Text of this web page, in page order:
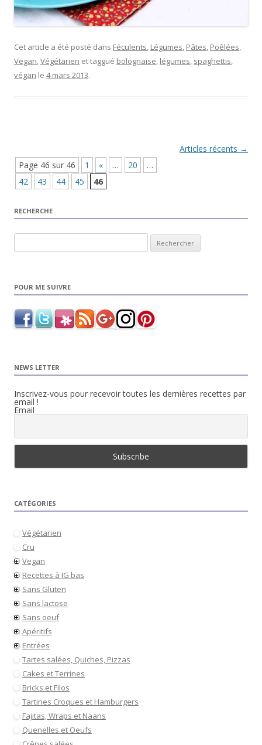
Cet article a été posté dans Féculents Légumes Pâtes Poêlées
Vegan Végétarien et taggué bolognaise légumes spaghettis
végan le 4 mars 2013.
Articles récents →
Page 46 sur 46
1 « … 20
…
42
43 44 45 46
RECHERCHE
POUR ME SUIVRE
NEWS LETTER
Inscrivez-vous pour recevoir toutes les dernières recettes par
email !
Email
CATÉGORIES
Végétarien
Cru
Vegan
Recettes à IG bas
Sans Gluten
Sans lactose
Sans oeuf
Apéritifs
Entrées
Tartes salées, Quiches, Pizzas
Cakes et Terrines
Bricks et Filos
Tartines Croques et Hamburgers
Fajitas, Wraps et Naans
Quenelles et Oeufs